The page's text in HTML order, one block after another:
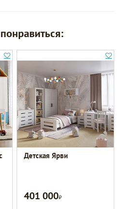
Детская Ярви
401 000Р